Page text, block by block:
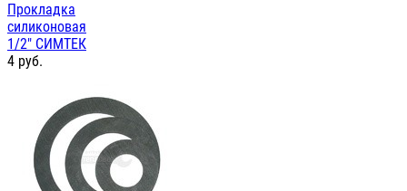
Прокладка
силиконовая
1/2" СИМТЕК
4 руб.